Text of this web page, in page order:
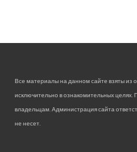
Все материалы на данном сайте взяты из
исключительно в ознакомительных
владельцам. Администрация сайта
не несет.